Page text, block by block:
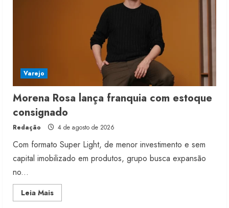
Varejo
Morena Rosa lança franquia com estoque
consignado
Redação 4 de agosto de 2026
Com formato Super Light, de menor investimento e sem
capital imobilizado em produtos, grupo busca expansão
no...
Leia MaisRead
more